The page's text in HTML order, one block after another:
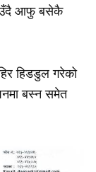
आफु बसेकै
हिडडुल गरेको
बस्न समेत